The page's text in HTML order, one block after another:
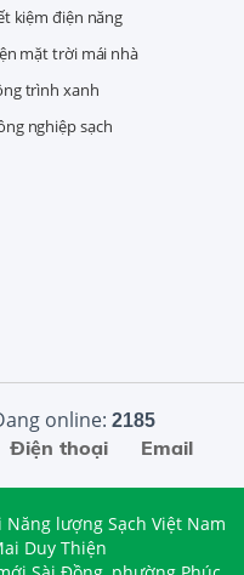
kiệm điện năng
mặt trời mái nhà
trình xanh
nghiệp sạch
online: 2185
Email
Điện thoại
lượng Sạch Việt Nam
Duy Thiện